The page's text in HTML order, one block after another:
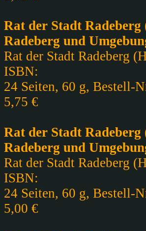
Rat der Stadt
Radeberg und
Rat der Stadt Radeberg
ISBN:
24 Seiten, 60 g, Bestell-
5,75 €
Rat der Stadt
Radeberg und
Rat der Stadt Radeberg
ISBN:
24 Seiten, 60 g, Bestell-
5,00 €